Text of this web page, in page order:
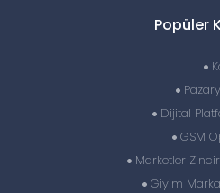
Popüler
Dijital
GSM
Marketler
Giyim